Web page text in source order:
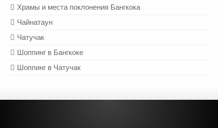
Храмы и места поклонения Бангкока
Чайнатаун
Чатучак
Шоппинг в Бангкоке
Шоппинг в Чатучак